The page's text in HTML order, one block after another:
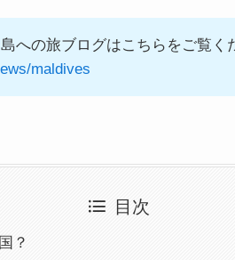
への旅ブログはこちらをご覧く
maldives
目次
？